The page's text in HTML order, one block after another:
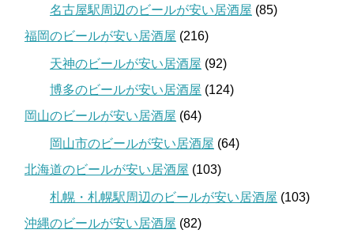
名古屋駅周辺のビールが安い居酒屋 (85)
福岡のビールが安い居酒屋 (216)
天神のビールが安い居酒屋 (92)
博多のビールが安い居酒屋 (124)
岡山のビールが安い居酒屋 (64)
岡山市のビールが安い居酒屋 (64)
北海道のビールが安い居酒屋 (103)
札幌・札幌駅周辺のビールが安い居酒屋 (103)
沖縄のビールが安い居酒屋 (82)